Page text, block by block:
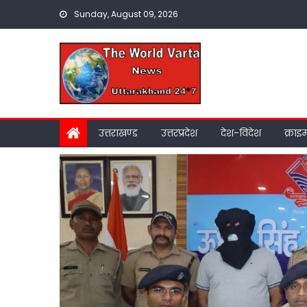
Sunday, August 09, 2026
उत्तराखण्ड उत्तरप्रदेश देश-विदेश